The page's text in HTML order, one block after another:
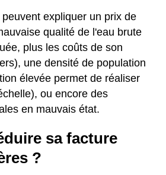
expliquer un prix de
qualité de l'eau brute
plus les coûts de son
une densité de population
élevée permet de réaliser
ou encore des
en mauvais état.
sa facture
?